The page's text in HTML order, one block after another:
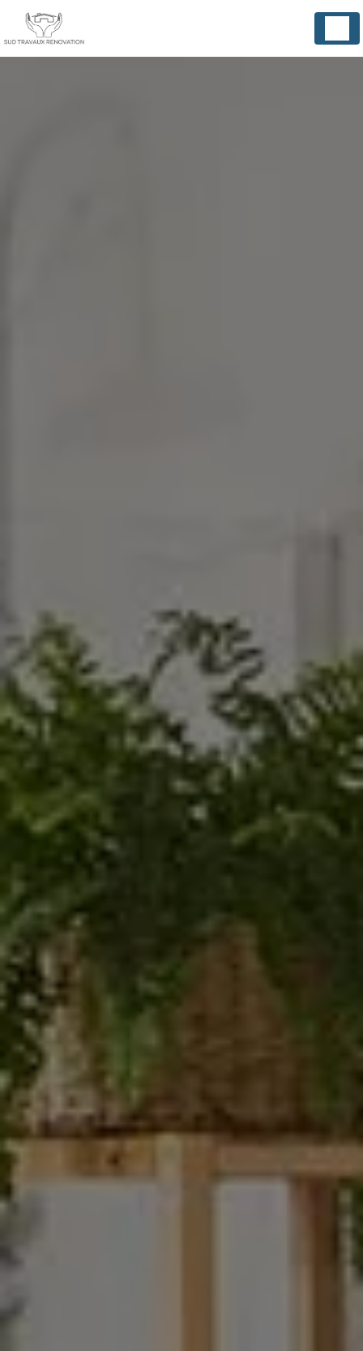
Panneau de gestion des cookies